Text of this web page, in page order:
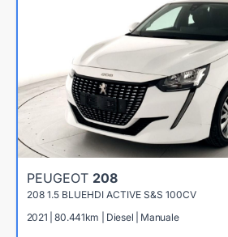
PEUGEOT 208
208 1.5 BLUEHDI ACTIVE S&S 100CV
2021 | 80.441km | Diesel | Manuale